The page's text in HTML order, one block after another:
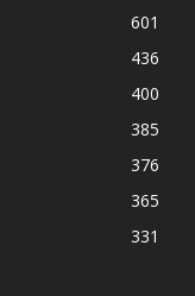
601
436
400
385
376
365
331